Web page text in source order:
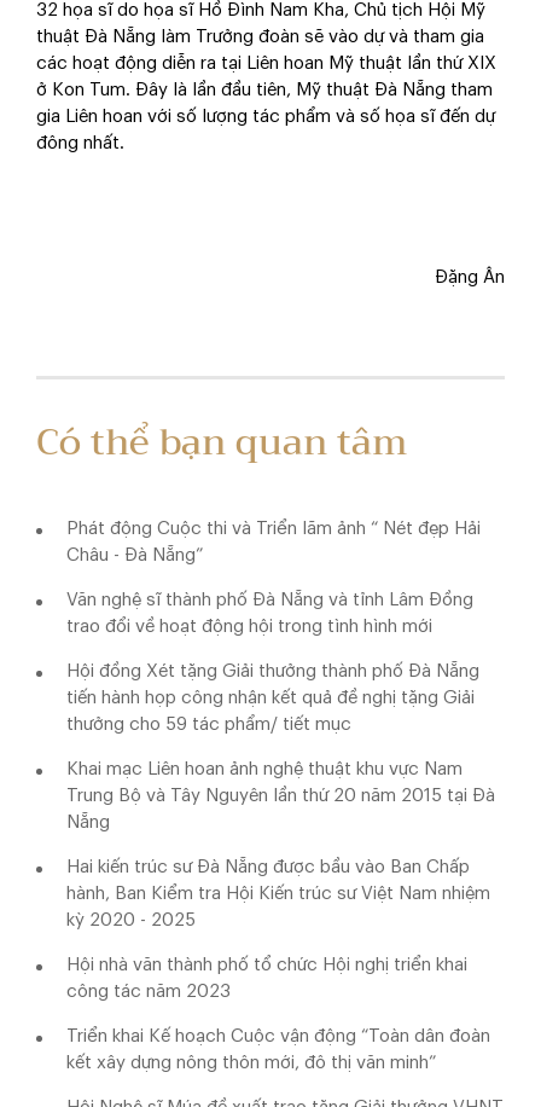
32 họa sĩ do họa sĩ Hồ Đình Nam Kha, Chủ tịch Hội Mỹ
thuật Đà Nẵng làm Trưởng đoàn sẽ vào dự và tham gia
các hoạt động diễn ra tại Liên hoan Mỹ thuật lần thứ XIX
ở Kon Tum. Đây là lần đầu tiên, Mỹ thuật Đà Nẵng tham
gia Liên hoan với số lượng tác phẩm và số họa sĩ đến dự
đông nhất.
Đặng Ân
Có thể bạn quan tâm
Phát động Cuộc thi và Triển lãm ảnh “ Nét đẹp Hải
Châu - Đà Nẵng”
Văn nghệ sĩ thành phố Đà Nẵng và tỉnh Lâm Đồng
trao đổi về hoạt động hội trong tình hình mới
Hội đồng Xét tặng Giải thưởng thành phố Đà Nẵng
tiến hành họp công nhận kết quả đề nghị tặng Giải
thưởng cho 59 tác phẩm/ tiết mục
Khai mạc Liên hoan ảnh nghệ thuật khu vực Nam
Trung Bộ và Tây Nguyên lần thứ 20 năm 2015 tại Đà
Nẵng
Hai kiến trúc sư Đà Nẵng được bầu vào Ban Chấp
hành, Ban Kiểm tra Hội Kiến trúc sư Việt Nam nhiệm
kỳ 2020 - 2025
Hội nhà văn thành phố tổ chức Hội nghị triển khai
công tác năm 2023
Triển khai Kế hoạch Cuộc vận động “Toàn dân đoàn
kết xây dựng nông thôn mới, đô thị văn minh”